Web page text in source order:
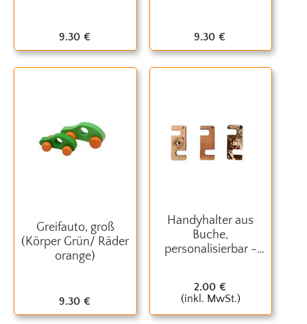
9.30 € 9.30 €
Greifauto, groß
(Körper Grün/ Räder
orange)
9.30 €
Handyhalter aus
Buche,
personalisierbar -
2.00 €
(inkl. MwSt.)